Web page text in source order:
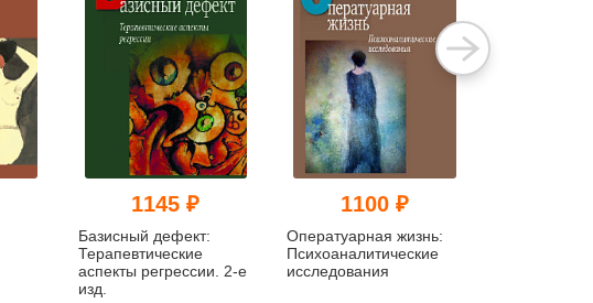
1145 ₽
Базисный дефект:
Терапевтические
аспекты регрессии. 2-е
изд.
1100 ₽
Оператуарная жизнь:
Психоаналитические
исследования